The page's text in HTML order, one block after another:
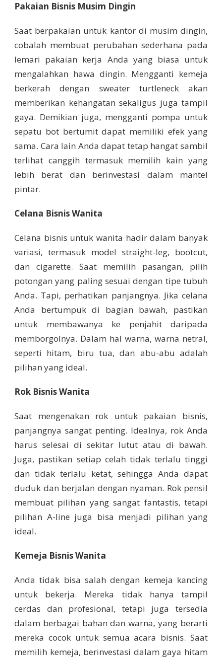
Pakaian Bisnis Musim Dingin
Saat berpakaian untuk kantor di musim dingin,
cobalah membuat perubahan sederhana pada
lemari pakaian kerja Anda yang biasa untuk
mengalahkan hawa dingin. Mengganti kemeja
berkerah dengan sweater turtleneck akan
memberikan kehangatan sekaligus juga tampil
gaya. Demikian juga, mengganti pompa untuk
sepatu bot bertumit dapat memiliki efek yang
sama. Cara lain Anda dapat tetap hangat sambil
terlihat canggih termasuk memilih kain yang
lebih berat dan berinvestasi dalam mantel
pintar.
Celana Bisnis Wanita
Celana bisnis untuk wanita hadir dalam banyak
variasi, termasuk model straight-leg, bootcut,
dan cigarette. Saat memilih pasangan, pilih
potongan yang paling sesuai dengan tipe tubuh
Anda. Tapi, perhatikan panjangnya. Jika celana
Anda bertumpuk di bagian bawah, pastikan
untuk membawanya ke penjahit daripada
memborgolnya. Dalam hal warna, warna netral,
seperti hitam, biru tua, dan abu-abu adalah
pilihan yang ideal.
Rok Bisnis Wanita
Saat mengenakan rok untuk pakaian bisnis,
panjangnya sangat penting. Idealnya, rok Anda
harus selesai di sekitar lutut atau di bawah.
Juga, pastikan setiap celah tidak terlalu tinggi
dan tidak terlalu ketat, sehingga Anda dapat
duduk dan berjalan dengan nyaman. Rok pensil
membuat pilihan yang sangat fantastis, tetapi
pilihan A-line juga bisa menjadi pilihan yang
ideal.
Kemeja Bisnis Wanita
Anda tidak bisa salah dengan kemeja kancing
untuk bekerja. Mereka tidak hanya tampil
cerdas dan profesional, tetapi juga tersedia
dalam berbagai bahan dan warna, yang berarti
mereka cocok untuk semua acara bisnis. Saat
memilih kemeja, berinvestasi dalam gaya hitam